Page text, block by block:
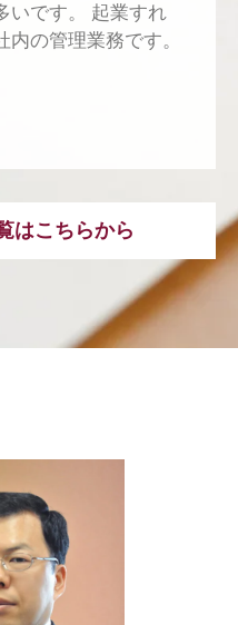
いです。 起業すれ
の管理業務です。
はこちらから